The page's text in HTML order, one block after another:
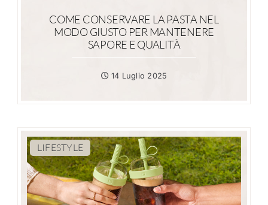
COME CONSERVARE LA PASTA NEL
MODO GIUSTO PER MANTENERE
SAPORE E QUALITÀ
14 Luglio 2025
LIFESTYLE